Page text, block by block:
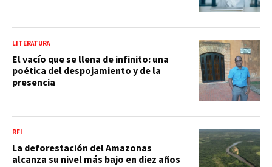
LITERATURA
El vacío que se llena de infinito: una
poética del despojamiento y de la
presencia
RFI
La deforestación del Amazonas
alcanza su nivel más bajo en diez años